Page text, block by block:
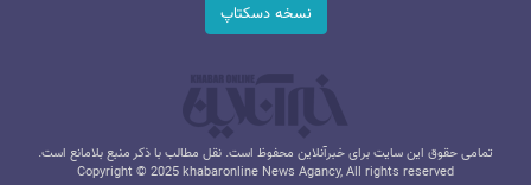
نسخه دسکتاپ
تمامی حقوق این سایت برای خبرآنلاین محفوظ است. نقل مطالب با ذکر منبع بلامانع است.
Copyright © 2025 khabaronline News Agancy, All rights reserved